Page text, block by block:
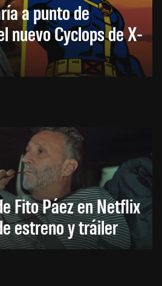
a punto de
nuevo Cyclops de X-
Fito Páez en Netflix
estreno y tráiler